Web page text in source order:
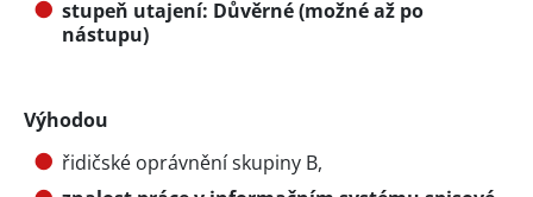
stupeň utajení: Důvěrné (možné až po
nástupu)
Výhodou
řidičské oprávnění skupiny B,